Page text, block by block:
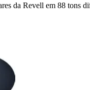
da Revell em 88 tons